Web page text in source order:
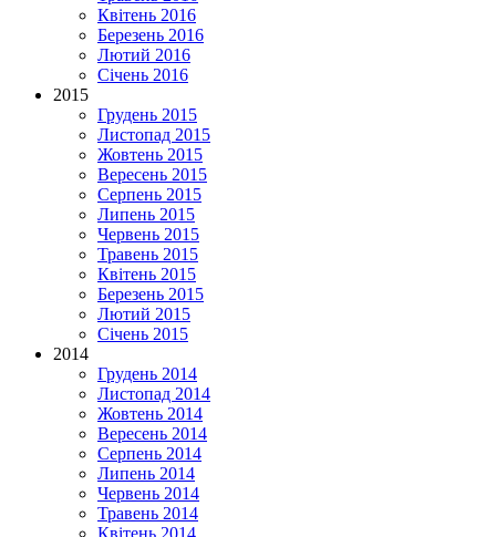
Квітень 2016
Березень 2016
Лютий 2016
Січень 2016
2015
Грудень 2015
Листопад 2015
Жовтень 2015
Вересень 2015
Серпень 2015
Липень 2015
Червень 2015
Травень 2015
Квітень 2015
Березень 2015
Лютий 2015
Січень 2015
2014
Грудень 2014
Листопад 2014
Жовтень 2014
Вересень 2014
Серпень 2014
Липень 2014
Червень 2014
Травень 2014